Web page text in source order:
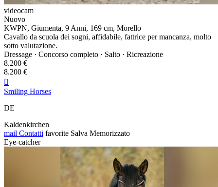
videocam
Nuovo
KWPN, Giumenta, 9 Anni, 169 cm, Morello
Cavallo da scuola dei sogni, affidabile, fattrice per mancanza, molto
sotto valutazione.
Dressage · Concorso completo · Salto · Ricreazione
8.200 €
8.200 €

Smiling Horses
DE
Kaldenkirchen
mail Contatti favorite Salva Memorizzato
Eye-catcher